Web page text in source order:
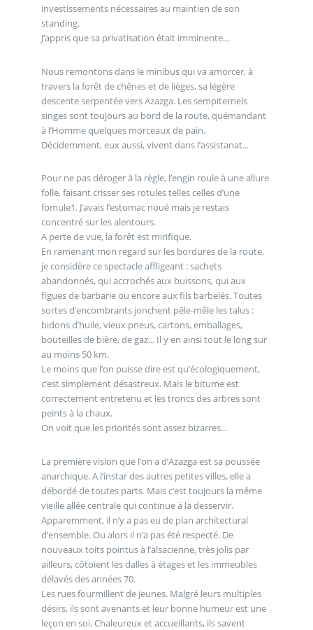
investissements nécessaires au maintien de son
standing.
J’appris que sa privatisation était imminente...
Nous remontons dans le minibus qui va amorcer, à
travers la forêt de chênes et de lièges, sa légère
descente serpentée vers Azazga. Les sempiternels
singes sont toujours au bord de la route, quémandant
à l’Homme quelques morceaux de pain.
Décidemment, eux aussi, vivent dans l’assistanat...
Pour ne pas déroger à la règle, l’engin roule à une allure
folle, faisant crisser ses rotules telles celles d’une
fomule1. J’avais l’estomac noué mais je restais
concentré sur les alentours.
A perte de vue, la forêt est mirifique.
En ramenant mon regard sur les bordures de la route,
je considère ce spectacle affligeant : sachets
abandonnés, qui accrochés aux buissons, qui aux
figues de barbarie ou encore aux fils barbelés. Toutes
sortes d’encombrants jonchent pêle-mêle les talus :
bidons d’huile, vieux pneus, cartons, emballages,
bouteilles de bière, de gaz... Il y en ainsi tout le long sur
au moins 50 km.
Le moins que l’on puisse dire est qu’écologiquement,
c’est simplement désastreux. Mais le bitume est
correctement entretenu et les troncs des arbres sont
peints à la chaux.
On voit que les priorités sont assez bizarres...
La première vision que l’on a d’Azazga est sa poussée
anarchique. A l’instar des autres petites villes, elle a
débordé de toutes parts. Mais c’est toujours la même
vieille allée centrale qui continue à la desservir.
Apparemment, il n’y a pas eu de plan architectural
d’ensemble. Ou alors il n’a pas été respecté. De
nouveaux toits pointus à l’alsacienne, très jolis par
ailleurs, côtoient les dalles à étages et les immeubles
délavés des années 70.
Les rues fourmillent de jeunes. Malgré leurs multiples
désirs, ils sont avenants et leur bonne humeur est une
leçon en soi. Chaleureux et accueillants, ils savent